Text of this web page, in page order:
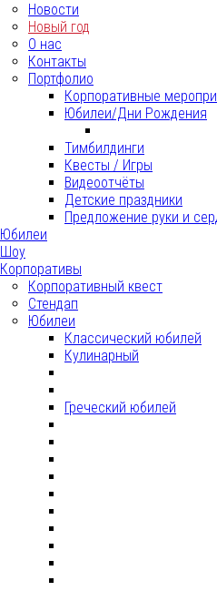
Новости
Новый год
О нас
Контакты
Портфолио
Корпоративные
Юбилеи/Дни Рождения
Тимбилдинги
Квесты / Игры
Видеоотчёты
Детские праздники
Предложение руки и
Юбилеи
Шоу
Корпоративы
Корпоративный квест
Стендап
Юбилеи
Классический юбилей
Кулинарный
Греческий юбилей